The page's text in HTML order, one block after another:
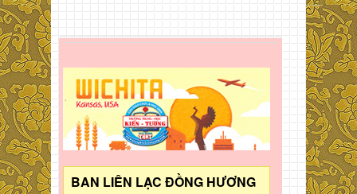
BAN LIÊN LẠC ĐỒNG HƯƠNG